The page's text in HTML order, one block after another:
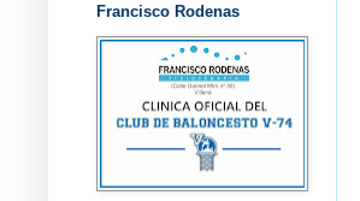
Francisco Rodenas